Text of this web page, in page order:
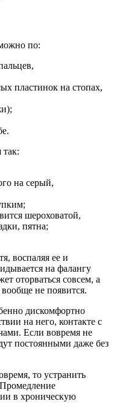
по:
пластинок на стопах,
так:
на серый,
шероховатой,
пятна;
воспаляя ее и
на фалангу
оторваться совсем, а
не появится.
дискомфортно
на него, контакте с
Если вовремя не
постоянными даже без
то устранить
Промедление
в хроническую